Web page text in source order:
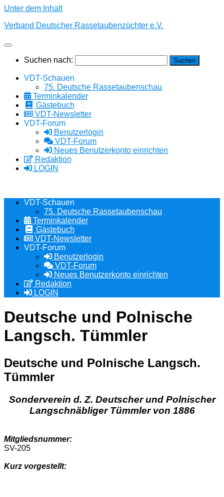
Unter dem Inhalt
Verband Deutscher Rassetaubenzüchter e.V.
Suchen nach:
VDT-Schauen
75. Deutsche Rassetaubenschau
Terminkalender
Gästebuch
VDT-Newsletter
VDT-Forum
Benutzerlogin
VDT-Forum
Neues Benutzerkonto einrichten
Redaktion
LOGIN
VDT-Schauen
75. Deutsche Rassetaubenschau
Terminkalender
Gästebuch
VDT-Newsletter
VDT-Forum
Benutzerlogin
VDT-Forum
Neues Benutzerkonto einrichten
Redaktion
LOGIN
Deutsche und Polnische
Langsch. Tümmler
Deutsche und Polnische Langsch.
Tümmler
Sonderverein d. Z. Deutscher und Polnischer
Langschnäbliger Tümmler von 1886
Mitgliedsnummer:
SV-205
Kurz vorgestellt: